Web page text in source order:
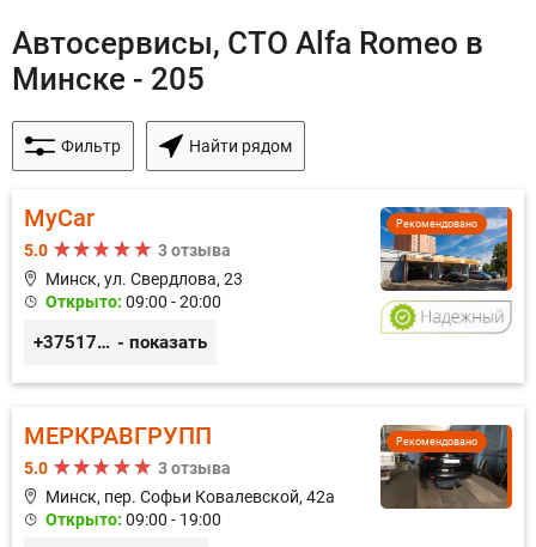
Автосервисы, СТО Alfa Romeo в
Минске - 205
Фильтр Найти рядом
Рекомендовано
MyCar
5.0
3 отзыва
Минск, ул. Свердлова, 23
Открыто: 09:00 - 20:00
+375173212443 - показать
Рекомендовано
МЕРКРАВГРУПП
5.0
3 отзыва
Минск, пер. Софьи Ковалевской, 42а
Открыто: 09:00 - 19:00